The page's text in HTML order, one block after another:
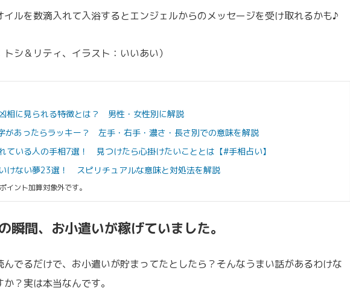
イルを数滴入れて入浴するとエンジェルからのメッセージを受け取れるかも♪
トシ＆リティ、イラスト：いいあい）
凶相に見られる特徴とは？ 男性・女性別に解説
があったらラッキー？ 左手・右手・濃さ・長さ別での意味を解説
ている人の手相7選！ 見つけたら心掛けたいこととは【#手相占い】
けない夢23選！ スピリチュアルな意味と対処法を解説
イント加算対象外です。
瞬間、お小遣いが稼げていました。
んでるだけで、お小遣いが貯まってたとしたら？そんなうまい話があるわけな
？実は本当なんです。